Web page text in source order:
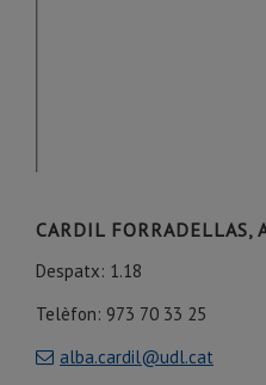
CARDIL FORRADELLAS,
Despatx: 1.18
Telèfon: 973 70 33 25
alba.cardil@udl.cat